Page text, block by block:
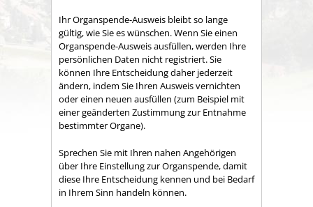
Ihr Organspende-Ausweis bleibt so lange
gültig, wie Sie es wünschen. Wenn Sie einen
Organspende-Ausweis ausfüllen, werden Ihre
persönlichen Daten nicht registriert. Sie
können Ihre Entscheidung daher jederzeit
ändern, indem Sie Ihren Ausweis vernichten
oder einen neuen ausfüllen (zum Beispiel mit
einer geänderten Zustimmung zur Entnahme
bestimmter Organe).
Sprechen Sie mit Ihren nahen Angehörigen
über Ihre Einstellung zur Organspende, damit
diese Ihre Entscheidung kennen und bei Bedarf
in Ihrem Sinn handeln können.